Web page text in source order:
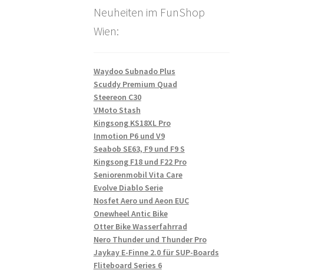
Neuheiten im FunShop
Wien:
Waydoo Subnado Plus
Scuddy Premium Quad
Steereon C30
VMoto Stash
Kingsong KS18XL Pro
Inmotion P6 und V9
Seabob SE63, F9 und F9 S
Kingsong F18 und F22 Pro
Seniorenmobil Vita Care
Evolve Diablo Serie
Nosfet Aero und Aeon EUC
Onewheel Antic Bike
Otter Bike Wasserfahrrad
Nero Thunder und Thunder Pro
Jaykay E-Finne 2.0 für SUP-Boards
Fliteboard Series 6